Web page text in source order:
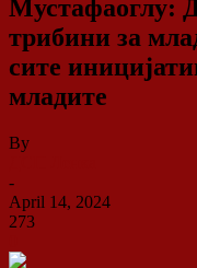
Мустафаоглу:
трибини за
сите
младите
By
-
April 14, 2024
273